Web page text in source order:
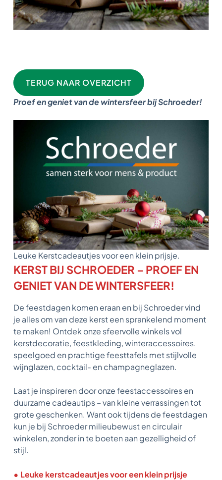
TERUG NAAR OVERZICHT
Proef en geniet van de wintersfeer bij Schroeder!
Leuke Kerstcadeautjes voor een klein prijsje.
KERST BIJ SCHROEDER – PROEF EN
GENIET VAN DE WINTERSFEER!
De feestdagen komen eraan en bij Schroeder vind
je alles om van deze kerst een sprankelend moment
te maken! Ontdek onze sfeervolle winkels vol
kerstdecoratie, feestkleding, winteraccessoires,
speelgoed en prachtige feesttafels met stijlvolle
wijnglazen, cocktail- en champagneglazen.
Laat je inspireren door onze feestaccessoires en
duurzame cadeautips – van kleine verrassingen tot
grote geschenken. Want ook tijdens de feestdagen
kun je bij Schroeder milieubewust en circulair
winkelen, zonder in te boeten aan gezelligheid of
stijl.
• Leuke kerstcadeautjes voor een klein prijsje